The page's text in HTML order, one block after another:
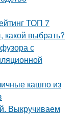
ТОП 7
выбрать?
с
кашпо из
Выкручиваем